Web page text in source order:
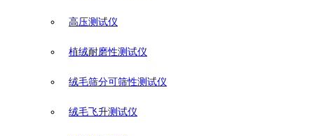
高压测试仪
植绒耐磨性测试仪
绒毛筛分可筛性测试仪
绒毛飞升测试仪